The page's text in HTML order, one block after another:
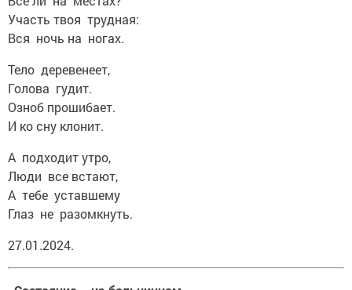
Участь твоя трудная:
Вся ночь на ногах.
Тело деревенеет,
Голова гудит.
Озноб прошибает.
И ко сну клонит.
А подходит утро,
Люди все встают,
А тебе уставшему
Глаз не разомкнуть.
27.01.2024.